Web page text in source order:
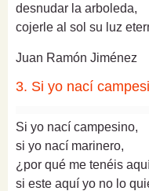
desnudar la arboleda,
cojerle al sol su luz
Juan Ramón Jiménez
3. Si yo nací
Si yo nací campesino,
si yo nací marinero,
¿por qué me tenéis
si este aquí yo no lo